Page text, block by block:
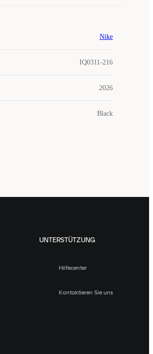
Nike
IQ0311-216
2026
Black
UNTERSTÜTZUNG
Hilfecenter
Kontaktieren Sie uns